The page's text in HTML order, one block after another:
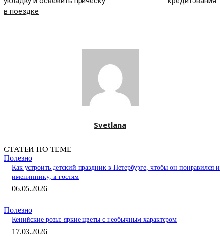
в поездке
Svetlana
СТАТЬИ ПО ТЕМЕ
Полезно
Как устроить детский праздник в Петербурге, чтобы он понравился и
имениннику, и гостям
06.05.2026
Полезно
Кенийские розы: яркие цветы с необычным характером
17.03.2026